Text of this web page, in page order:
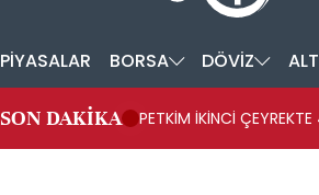
PİYASALAR BORSA DÖVİZ
SON DAKİKA PETKİM İKİNCİ